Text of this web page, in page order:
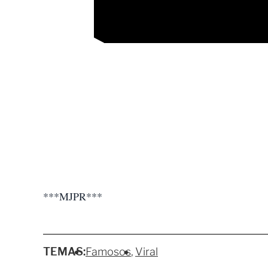
***MJPR***
TEMAS:Famosos Viral